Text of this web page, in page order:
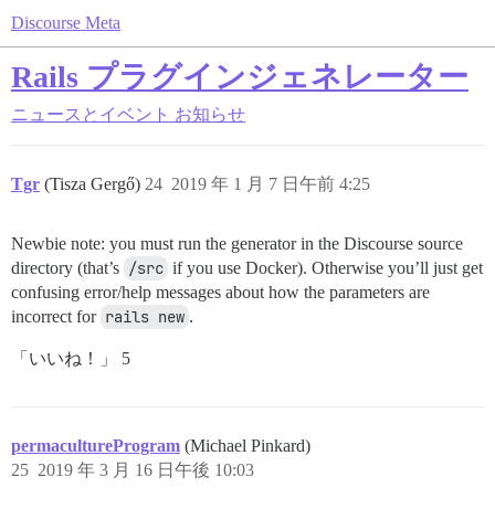
Discourse Meta
Rails プラグインジェネレーター
ニュースとイベント お知らせ
Tgr (Tisza Gergő) 2019 年 1 月 7 日午前 4:25
24
Newbie note: you must run the generator in the Discourse source
directory (that’s /src if you use Docker). Otherwise you’ll just get
confusing error/help messages about how the parameters are
incorrect for rails new .
「いいね！」 5
permacultureProgram (Michael Pinkard)
2019 年 3 月 16 日午後 10:03
25